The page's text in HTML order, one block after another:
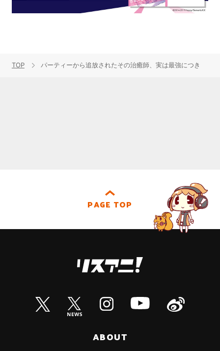
TOP パーティーから追放されたその治癒師、実は最強につき
PAGE TOP
ABOUT